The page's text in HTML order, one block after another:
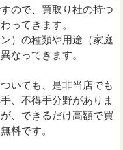
ので、買取り社の持つ
ってきます。
）の種類や用途（家庭
なってきます。
いても、是非当店でも
、不得手分野がありま
、できるだけ高額で買
料です。